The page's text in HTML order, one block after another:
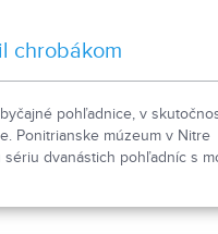
chrobákom
pohľadnice, v
Ponitrianske múzeum v Nitre
dvanástich pohľadníc s